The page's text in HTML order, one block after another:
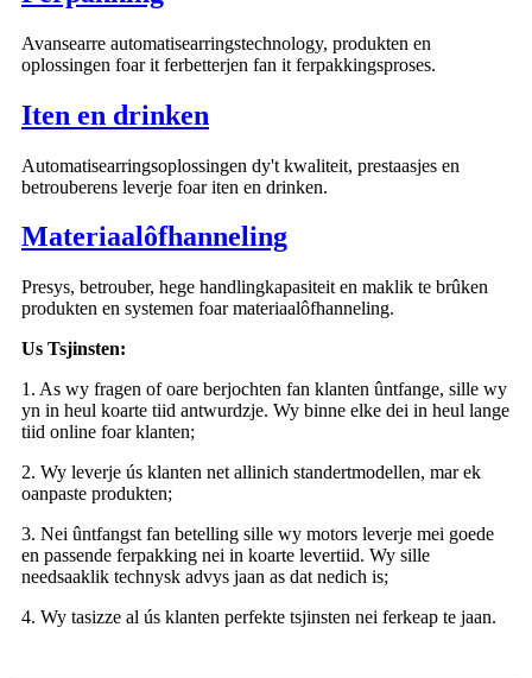
Avansearre automatisearringstechnology, produkten en
oplossingen foar it ferbetterjen fan it ferpakkingsproses.
Iten en drinken
Automatisearringsoplossingen dy't kwaliteit, prestaasjes en
betrouberens leverje foar iten en drinken.
Materiaalôfhanneling
Presys, betrouber, hege handlingkapasiteit en maklik te brûken
produkten en systemen foar materiaalôfhanneling.
Us Tsjinsten:
1. As wy fragen of oare berjochten fan klanten ûntfange, sille wy
yn in heul koarte tiid antwurdzje. Wy binne elke dei in heul lange
tiid online foar klanten;
2. Wy leverje ús klanten net allinich standertmodellen, mar ek
oanpaste produkten;
3. Nei ûntfangst fan betelling sille wy motors leverje mei goede
en passende ferpakking nei in koarte levertiid. Wy sille
needsaaklik technysk advys jaan as dat nedich is;
4. Wy tasizze al ús klanten perfekte tsjinsten nei ferkeap te jaan.